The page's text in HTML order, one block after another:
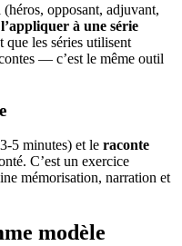
opposant, adjuvant,
l’appliquer à une série
que les séries utilisent
— c’est le même outil
5 minutes) et le raconte
C’est un exercice
mémorisation, narration et
modèle